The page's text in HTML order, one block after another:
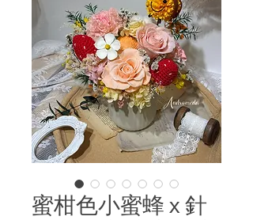
蜜柑色小蜜蜂 x 針